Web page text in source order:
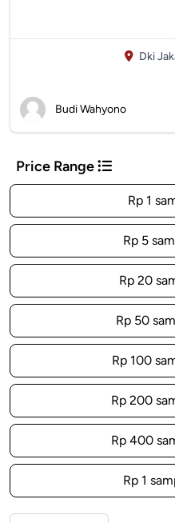
Dki
Budi Wahyono
Price Range
Rp 1
Rp 5
Rp 20
Rp 50
Rp 100
Rp 200
Rp 400
Rp 1